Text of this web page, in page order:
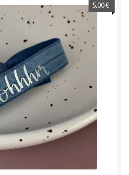
5,00€